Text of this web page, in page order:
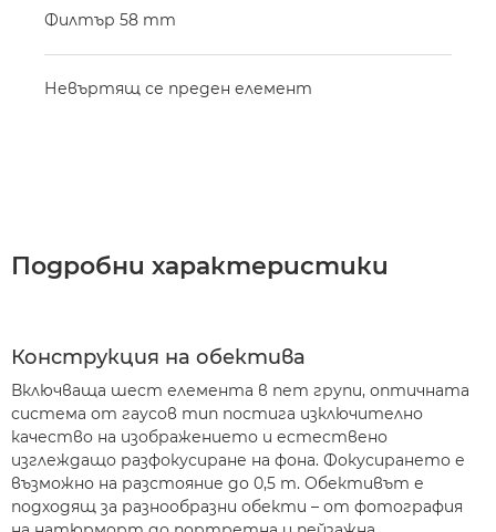
Филтър 58 mm
Невъртящ се преден елемент
Подробни характеристики
Конструкция на обектива
Включваща шест елемента в пет групи, оптичната
система от гаусов тип постига изключително
качество на изображението и естествено
изглеждащо разфокусиране на фона. Фокусирането е
възможно на разстояние до 0,5 m. Обективът е
подходящ за разнообразни обекти – от фотография